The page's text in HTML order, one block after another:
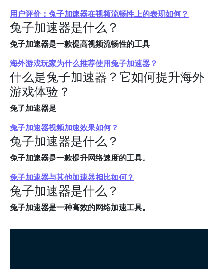
用户评价：兔子加速器在视频流畅性上的表现如何？
兔子加速器是什么？
兔子加速器是一款提高视频流畅性的工具
海外游戏玩家为什么推荐使用兔子加速器？
什么是兔子加速器？它如何提升海外
游戏体验？
兔子加速器是
兔子加速器视频加速效果如何？
兔子加速器是什么？
兔子加速器是一款提升网络速度的工具。
兔子加速器与其他加速器相比如何？
兔子加速器是什么？
兔子加速器是一种高效的网络加速工具。